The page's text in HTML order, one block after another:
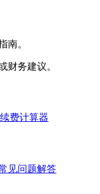
南。
财务建议。
费计算器
见问题解答